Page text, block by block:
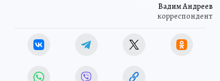
Вадим Андреев
корреспондент